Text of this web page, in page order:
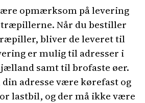
opmærksom på levering
træpillerne. Når du bestiller
bliver de leveret til
er mulig til adresser i
samt til brofaste øer.
adresse være kørefast og
lastbil, og der må ikke være